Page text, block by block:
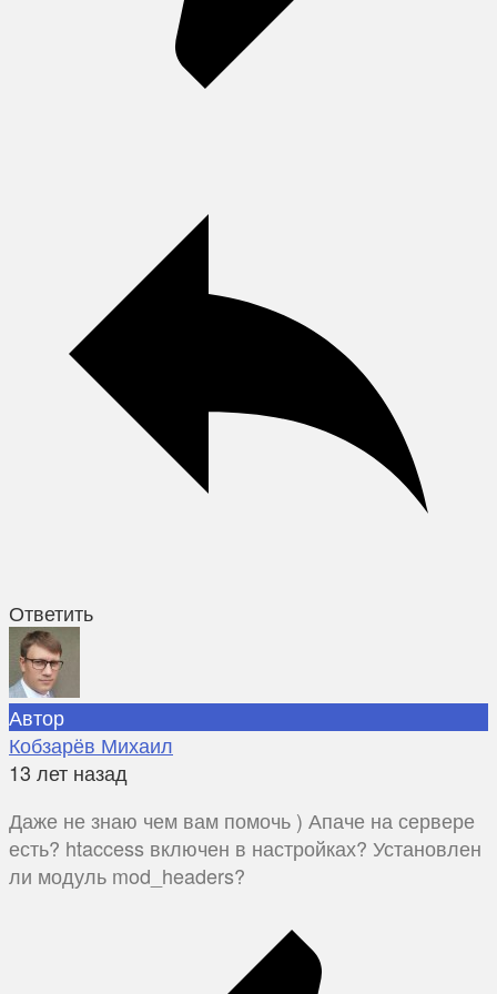
Ответить
Автор
Кобзарёв Михаил
13 лет назад
Даже не знаю чем вам помочь ) Апаче на сервере
есть? htaccess включен в настройках? Установлен
ли модуль mod_headers?